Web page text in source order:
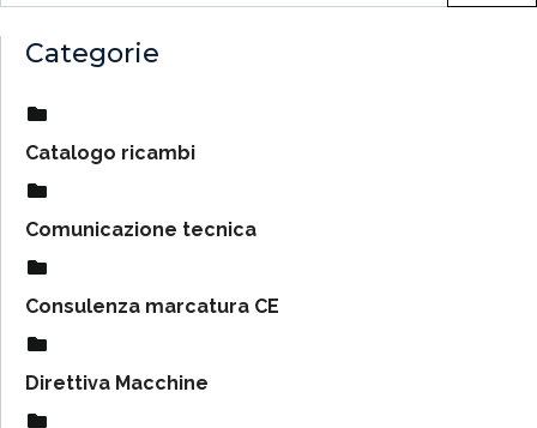
Categorie
Catalogo ricambi
Comunicazione tecnica
Consulenza marcatura CE
Direttiva Macchine